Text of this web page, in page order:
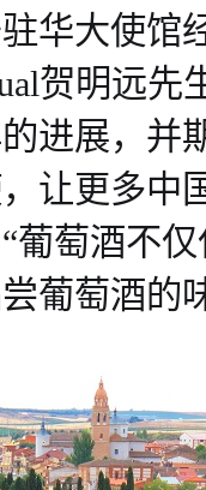
华大使馆
贺明远
进展，并
让更多中
葡萄酒不
葡萄酒的